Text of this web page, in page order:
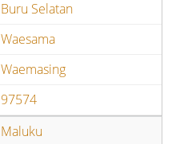
Buru Selatan
Waesama
Waemasing
97574
Maluku